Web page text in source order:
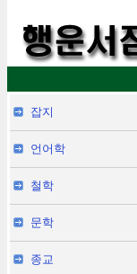
잡지
언어학
철학
문학
종교